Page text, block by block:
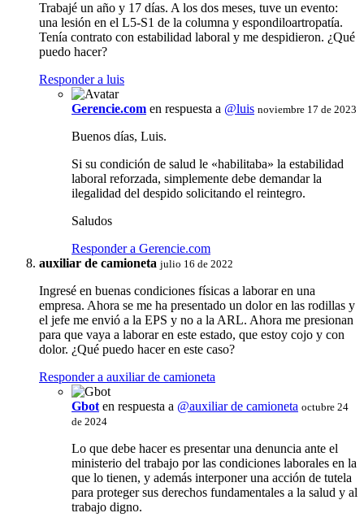
Trabajé un año y 17 días. A los dos meses, tuve un evento:
una lesión en el L5-S1 de la columna y espondiloartropatía.
Tenía contrato con estabilidad laboral y me despidieron. ¿Qué
puedo hacer?
Responder a luis
Gerencie.com en respuesta a @luis noviembre 17 de 2023
Buenos días, Luis.
Si su condición de salud le «habilitaba» la estabilidad
laboral reforzada, simplemente debe demandar la
ilegalidad del despido solicitando el reintegro.
Saludos
Responder a Gerencie.com
auxiliar de camioneta julio 16 de 2022
Ingresé en buenas condiciones físicas a laborar en una
empresa. Ahora se me ha presentado un dolor en las rodillas y
el jefe me envió a la EPS y no a la ARL. Ahora me presionan
para que vaya a laborar en este estado, que estoy cojo y con
dolor. ¿Qué puedo hacer en este caso?
Responder a auxiliar de camioneta
Gbot en respuesta a @auxiliar de camioneta octubre 24
de 2024
Lo que debe hacer es presentar una denuncia ante el
ministerio del trabajo por las condiciones laborales en la
que lo tienen, y además interponer una acción de tutela
para proteger sus derechos fundamentales a la salud y al
trabajo digno.